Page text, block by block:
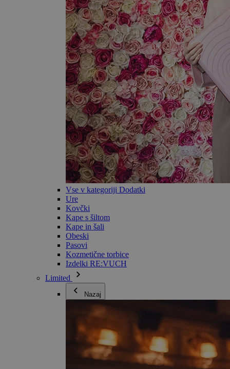
Vse v kategoriji Dodatki
Ure
Kovčki
Kape s šiltom
Kape in šali
Obeski
Pasovi
Kozmetične torbice
Izdelki RE:VUCH
Limited
Nazaj